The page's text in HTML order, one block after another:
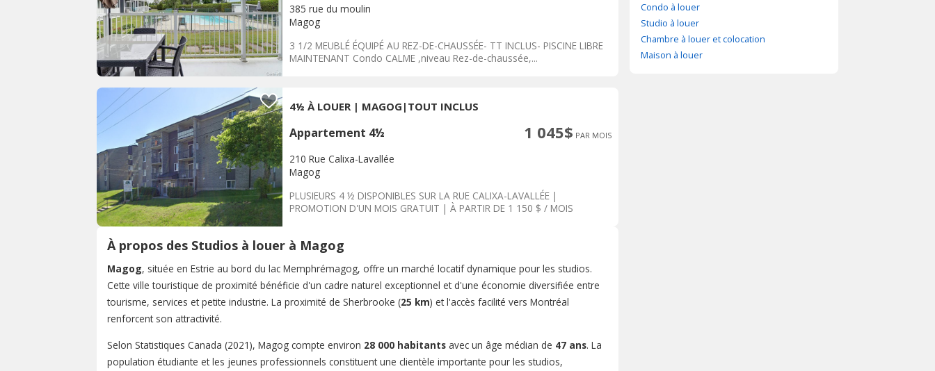
385 rue du moulin
Magog
3 1/2 MEUBLÉ ÉQUIPÉ AU REZ-DE-CHAUSSÉE- TT INCLUS- PISCINE LIBRE
MAINTENANT Condo CALME ,niveau Rez-de-chaussée,...
4½ À LOUER | MAGOG|TOUT INCLUS
Appartement 4½ 1 045$ PAR MOIS
210 Rue Calixa-Lavallée
Magog
PLUSIEURS 4 ½ DISPONIBLES SUR LA RUE CALIXA-LAVALLÉE |
PROMOTION D'UN MOIS GRATUIT | À PARTIR DE 1 150 $ / MOIS
À propos des Studios à louer à Magog
Magog, située en Estrie au bord du lac Memphrémagog, offre un marché locatif dynamique pour les studios.
Cette ville touristique de proximité bénéficie d'un cadre naturel exceptionnel et d'une économie diversifiée entre
tourisme, services et petite industrie. La proximité de Sherbrooke (25 km) et l'accès facilité vers Montréal
renforcent son attractivité.
Selon Statistiques Canada (2021), Magog compte environ 28 000 habitants avec un âge médian de 47 ans. La
population étudiante et les jeunes professionnels constituent une clientèle importante pour les studios,
Condo à louer
Studio à louer
Chambre à louer et colocation
Maison à louer